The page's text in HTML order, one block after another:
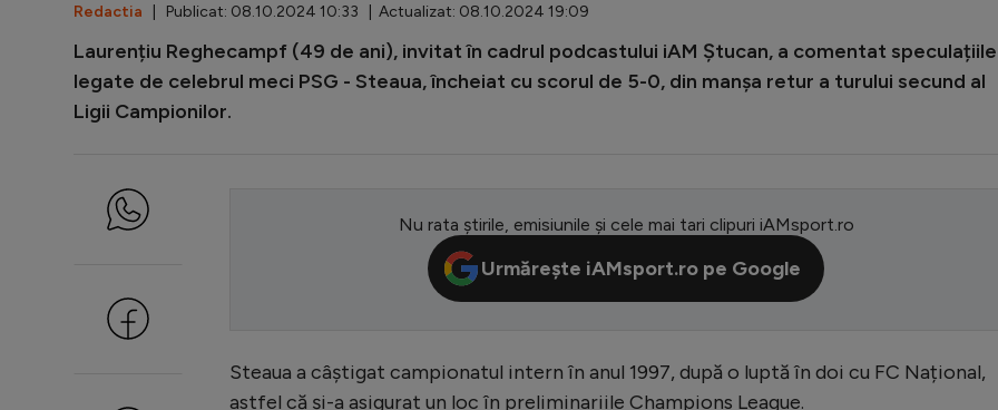
Redactia | Publicat: 08.10.2024 10:33 | Actualizat: 08.10.2024 19:09
Laurențiu Reghecampf (49 de ani), invitat în cadrul podcastului iAM Ștucan, a comentat speculațiile
legate de celebrul meci PSG - Steaua, încheiat cu scorul de 5-0, din manșa retur a turului secund al
Ligii Campionilor.
Nu rata știrile, emisiunile și cele mai tari clipuri iAMsport.ro
Urmărește iAMsport.ro pe Google
Steaua a câștigat campionatul intern în anul 1997, după o luptă în doi cu FC Național,
astfel că și-a asigurat un loc în preliminariile Champions League.